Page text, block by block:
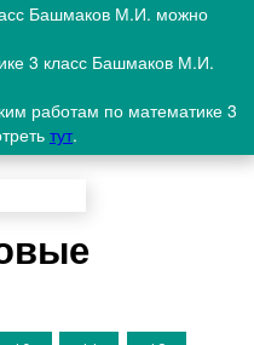
Башмаков М.И. можно
3 класс Башмаков М.И.
работам по математике 3
тут.